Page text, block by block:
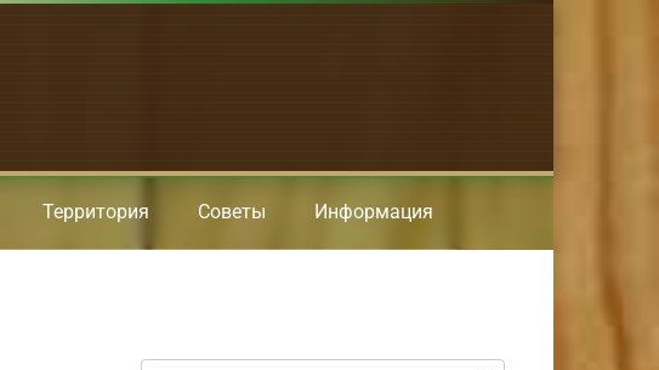
Территория Советы Информация